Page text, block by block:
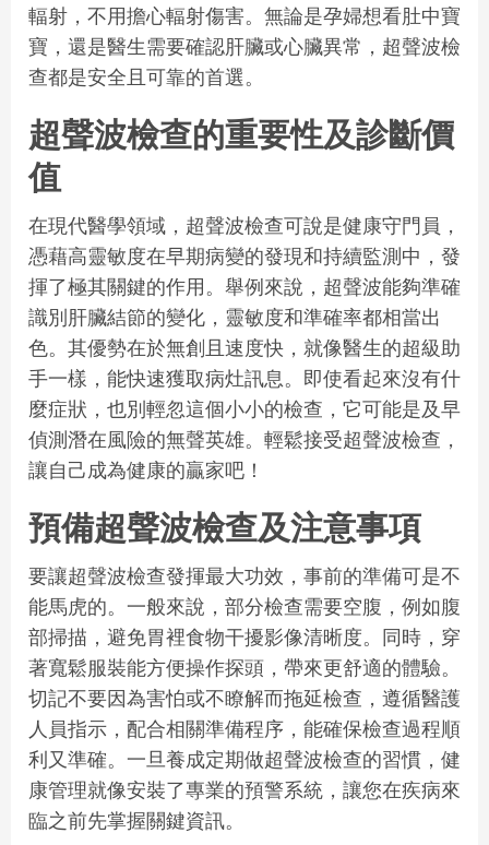
輻射，不用擔心輻射傷害。無論是孕婦想看肚中寶
寶，還是醫生需要確認肝臟或心臟異常，超聲波檢
查都是安全且可靠的首選。
超聲波檢查的重要性及診斷價
值
在現代醫學領域，超聲波檢查可說是健康守門員，
憑藉高靈敏度在早期病變的發現和持續監測中，發
揮了極其關鍵的作用。舉例來說，超聲波能夠準確
識別肝臟結節的變化，靈敏度和準確率都相當出
色。其優勢在於無創且速度快，就像醫生的超級助
手一樣，能快速獲取病灶訊息。即使看起來沒有什
麼症狀，也別輕忽這個小小的檢查，它可能是及早
偵測潛在風險的無聲英雄。輕鬆接受超聲波檢查，
讓自己成為健康的贏家吧！
預備超聲波檢查及注意事項
要讓超聲波檢查發揮最大功效，事前的準備可是不
能馬虎的。一般來說，部分檢查需要空腹，例如腹
部掃描，避免胃裡食物干擾影像清晰度。同時，穿
著寬鬆服裝能方便操作探頭，帶來更舒適的體驗。
切記不要因為害怕或不瞭解而拖延檢查，遵循醫護
人員指示，配合相關準備程序，能確保檢查過程順
利又準確。一旦養成定期做超聲波檢查的習慣，健
康管理就像安裝了專業的預警系統，讓您在疾病來
臨之前先掌握關鍵資訊。